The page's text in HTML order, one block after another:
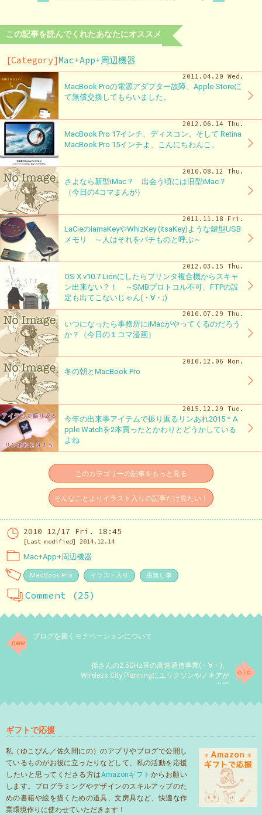
この記事を読んでくれたあなたにオススメ
[Category]Mac+App+周辺機器
2011.04.20 Wed.
MacBook Proの電源アダプター故障、Apple Storeに
て無償交換してもらいました。
2012.06.14 Thu.
MacBook Pro 17インチ、ディスコン。そして Retina
MacBook Pro 15インチよ、こんにちわんこ。
2010.08.12 Thu.
さよなら新型iMac？ 出会う頃には旧型iMac？
（今日の4コマまんが）
2011.11.18 Fri.
LaCieのiamaKeyやWhizKey (itsaKey)ような鍵型USB
メモリ ～人はそれをパチものと呼ぶ～
2012.03.15 Thu.
OS X v10.7 Lionにしたらプリンタ複合機からスキャ
ン出来ない？！ ～SMBプロトコル不可、FTPの設
定も出てこないじゃん(・∀・;)
2010.07.29 Thu.
いつになったら事務所にiMacがやってくるのだろう
か？（今日の１コマ漫画）
2010.12.06 Mon.
冬の朝とMacBook Pro
2015.12.29 Tue.
今年の出来事アイテムで振り返るリンあれ2015＊A
pple Watchを2本買ったとかわりとどうかしている
よね
このカテゴリーの記事をもっと見る
そんなことよりイラスト入りの記事だけ見たい！
2010 12/17 Fri. 18:45
[Last modified] 2014.12.14
Mac+App+周辺機器
MacBook Pro イラスト入り 由無し事
Comment (25)
ブログを書くモチベーションについて
孫さんの2.5GHz帯の高速通信事業(・∀・)、
Wireless City Planningにエリクソンやノキアが
出資
ギフトで応援
私（ゆこびん／佐久間にの）のアプリやブログで公開し
ているものがお役に立ったりなどして、私の活動を応援
したいと思ってくださる方はAmazonギフト からお願い
します。プログラミングやデザインのスキルアップのた
めの書籍や絵を描くための道具、文房具など、快適な作
業環境作りに使わせていただきます！